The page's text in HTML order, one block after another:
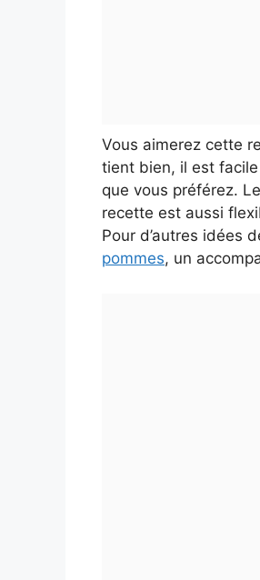
Vous aimerez cette
tient bien, il est
que vous préférez.
recette est aussi
Pour d’autres idées
pommes, un